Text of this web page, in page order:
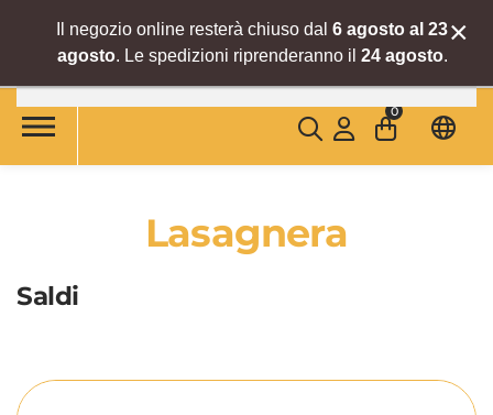
Skip to main content
0
Lasagnera
Saldi
×
Il negozio online resterà chiuso dal 6 agosto al 23
agosto. Le spedizioni riprenderanno il 24 agosto.